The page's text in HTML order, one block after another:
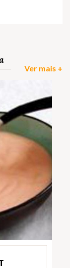
Ver mais +